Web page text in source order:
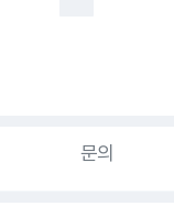
문의